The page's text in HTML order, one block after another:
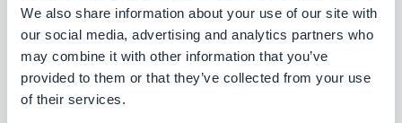
We also share information about your use of our site with
our social media, advertising and analytics partners who
may combine it with other information that you’ve
provided to them or that they’ve collected from your use
of their services.
Vapaa
Schema.org
Optimoi hakutulokset PWA:n jäsennellyn